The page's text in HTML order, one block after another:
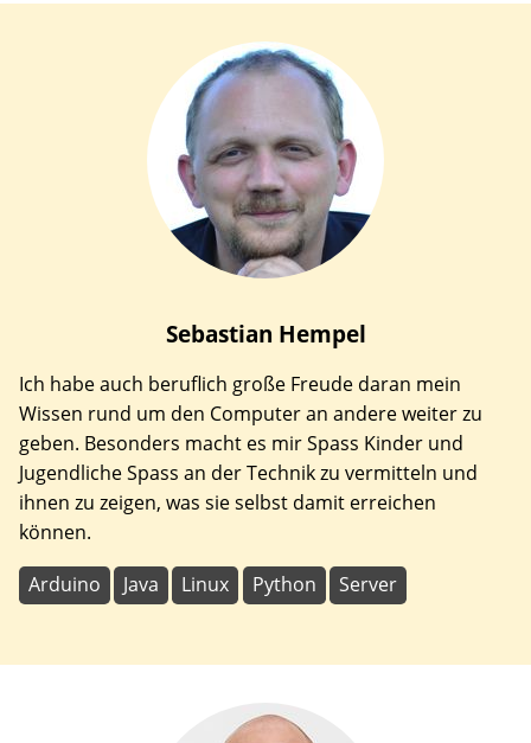
Sebastian Hempel
Ich habe auch beruflich große Freude daran mein
Wissen rund um den Computer an andere weiter zu
geben. Besonders macht es mir Spass Kinder und
Jugendliche Spass an der Technik zu vermitteln und
ihnen zu zeigen, was sie selbst damit erreichen
können.
Arduino Java Linux Python Server